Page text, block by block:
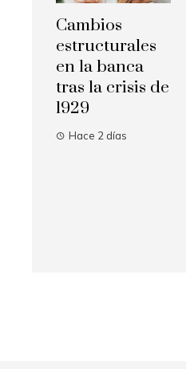
Cambios
estructurales
en la banca
tras la crisis de
1929
Hace 2 días